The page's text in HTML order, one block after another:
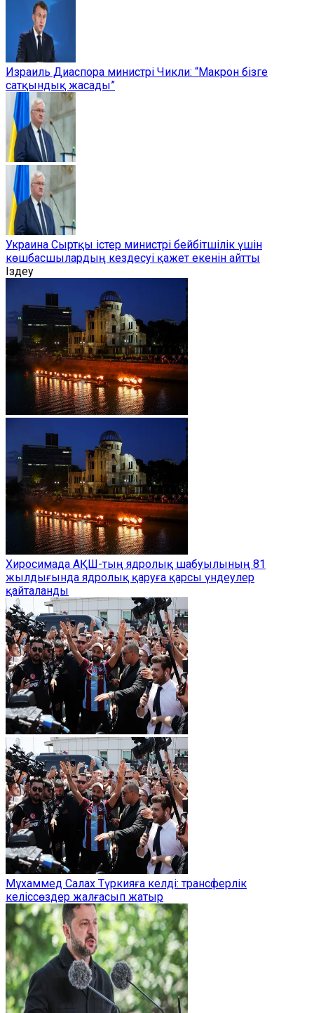
Израиль Диаспора министрі Чикли: “Макрон бізге
сатқындық жасады”
Украина Сыртқы істер министрі бейбітшілік үшін
көшбасшылардың кездесуі қажет екенін айтты
Іздеу
Хиросимада АҚШ-тың ядролық шабуылының 81
жылдығында ядролық қаруға қарсы үндеулер
қайталанды
Мұхаммед Салах Түркияға келді: трансферлік
келіссөздер жалғасып жатыр